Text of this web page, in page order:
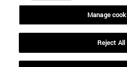
Manage
Reject All